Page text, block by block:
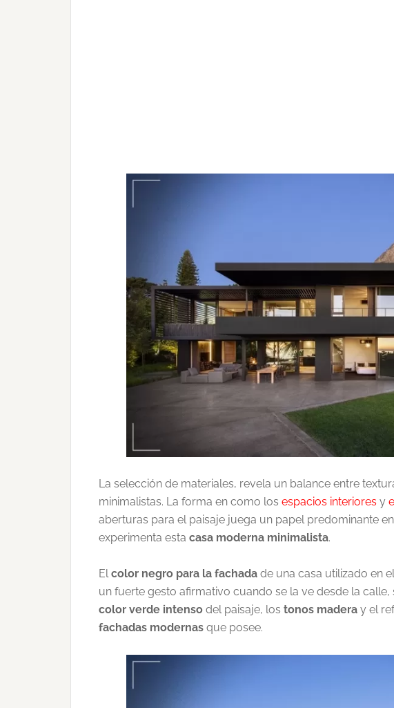
La selección de materiales, revela un balance entre
minimalistas. La forma en como los espacios interiores y
aberturas para el paisaje juega un papel predominante
experimenta esta casa moderna minimalista.
Elcolor negro para la fachada de una casa utilizado en
un fuerte gesto afirmativo cuando se la ve desde la
color verde intenso del paisaje, los tonos madera y el
fachadas modernas que posee.